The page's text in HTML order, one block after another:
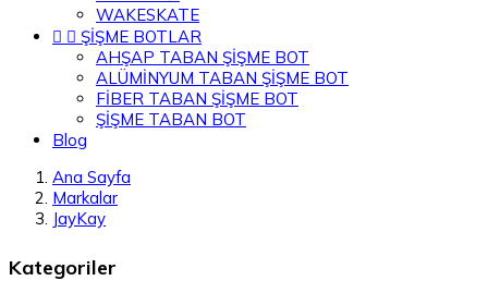
WAKESKATE
  ŞİŞME BOTLAR
AHŞAP TABAN ŞİŞME BOT
ALÜMİNYUM TABAN ŞİŞME BOT
FİBER TABAN ŞİŞME BOT
ŞİŞME TABAN BOT
Blog
Ana Sayfa
Markalar
JayKay
Kategoriler